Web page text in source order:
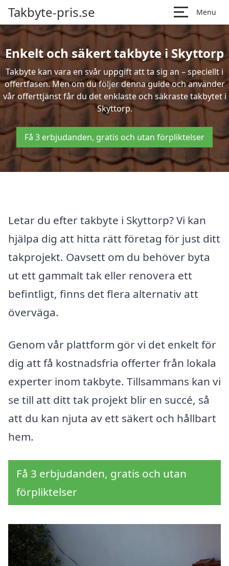
Takbyte-pris.se Menu
Enkelt och säkert takbyte i Skyttorp
Takbyte kan vara en svår uppgift att ta sig an – speciellt i
offertfasen. Men om du följer denna guide och använder
vår offerttjänst får du det enklaste och säkraste takbytet i
Skyttorp.
Få 3 erbjudanden, gratis och utan förpliktelser
Letar du efter takbyte i Skyttorp? Vi kan
hjälpa dig att hitta rätt företag för just ditt
takprojekt. Oavsett om du behöver byta
ut ett gammalt tak eller renovera ett
befintligt, finns det flera alternativ att
överväga.
Genom vår plattform gör vi det enkelt för
dig att få kostnadsfria offerter från lokala
experter inom takbyte. Tillsammans kan vi
se till att ditt tak projekt blir en succé, så
att du kan njuta av ett säkert och hållbart
hem.
Få 3 erbjudanden, gratis och utan
förpliktelser